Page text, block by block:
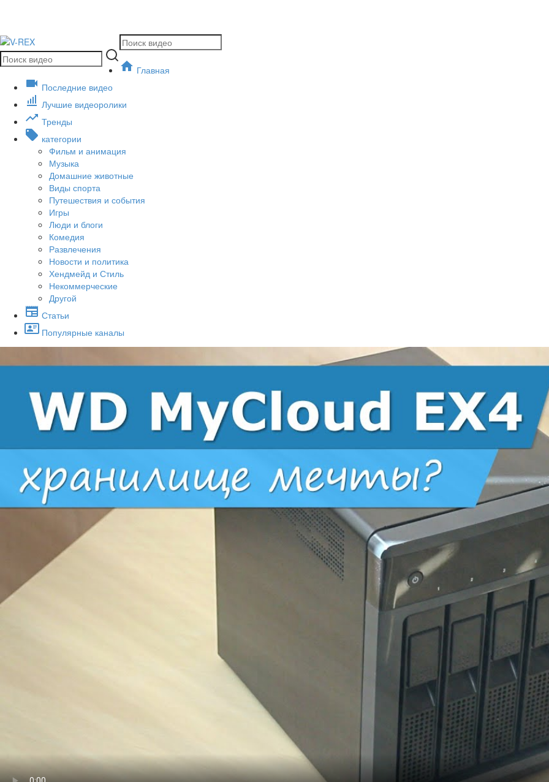
Главная
Последние видео
Лучшие видеоролики
Тренды
категории
Фильм и анимация
Музыка
Домашние животные
Виды спорта
Путешествия и события
Игры
Люди и блоги
Комедия
Развлечения
Новости и политика
Хендмейд и Стиль
Некоммерческие
Другой
Статьи
Популярные каналы